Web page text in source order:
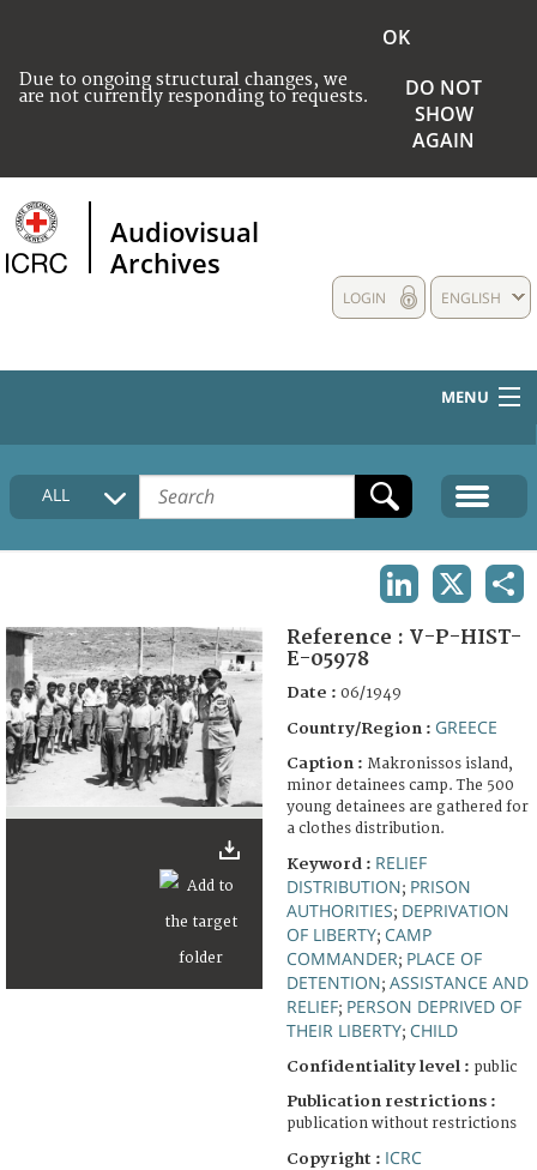
Due to ongoing structural changes, we
are not currently responding to requests.
OK
DO NOT
SHOW
AGAIN
Audiovisual
Archives
ENGLISH
LOGIN
MENU
HOME
COLLECTIONS DESCRIPTION
FAQ
ALL
Reference : V-P-HIST-
E-05978
Date : 06/1949
Country/Region : GREECE
Caption : Makronissos island,
minor detainees camp. The 500
young detainees are gathered for
a clothes distribution.
Keyword : RELIEF
DISTRIBUTION; PRISON
AUTHORITIES; DEPRIVATION
OF LIBERTY; CAMP
COMMANDER; PLACE OF
DETENTION; ASSISTANCE AND
RELIEF; PERSON DEPRIVED OF
THEIR LIBERTY; CHILD
Confidentiality level : public
Publication restrictions :
publication without restrictions
Copyright : ICRC